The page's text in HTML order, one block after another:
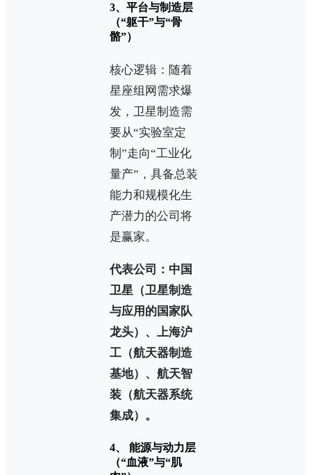
3、平台与制造层
（“躯干”与“骨
骼”）
核心逻辑：随着
星座组网需求爆
发，卫星制造需
要从“实验室定
制”走向“工业化
量产”，具备总装
能力和规模化生
产潜力的公司将
是赢家。
代表公司：中国
卫星（卫星制造
与应用的国家队
龙头）、上海沪
工（航天器制造
基地）、航天智
装（航天器系统
集成）。
4、 能源与动力层
（“血液”与“肌